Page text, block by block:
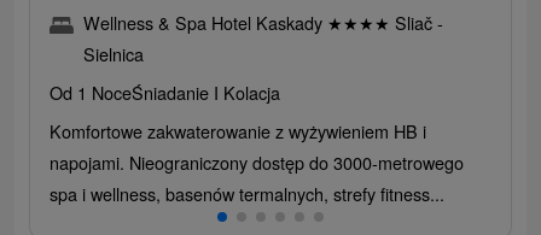
Wellness & Spa Hotel Kaskady ★★★★ Sliač -
Sielnica
Od 1 NoceŚniadanie I Kolacja
Komfortowe zakwaterowanie z wyżywieniem HB i
napojami. Nieograniczony dostęp do 3000-metrowego
spa i wellness, basenów termalnych, strefy fitness...